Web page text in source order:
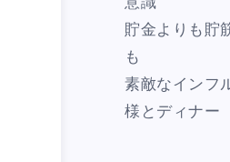
貯金よりも貯
も
素敵なインフ
様とディナー